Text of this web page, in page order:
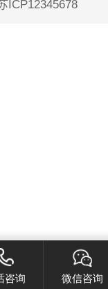
ICP12345678
咨询 微信咨询